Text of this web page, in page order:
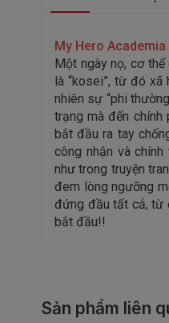
My Hero
Một ngày nọ, cơ
là “kosei”, từ đó
nhiên sự “phi
trạng mà đến chính
bắt đầu ra tay
công nhận và
như trong truyện
đem lòng ngưỡng
đứng đầu tất cả, từ
bắt đầu!!
Sản phẩm liên